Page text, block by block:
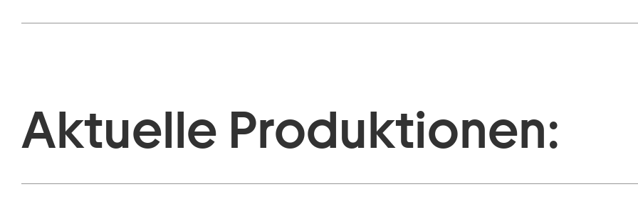
Aktuelle Produktionen: